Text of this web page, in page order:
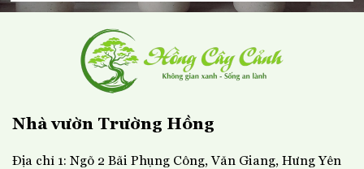
Nhà vườn Trường Hồng
Địa chỉ 1: Ngõ 2 Bãi Phụng Công, Văn Giang, Hưng Yên